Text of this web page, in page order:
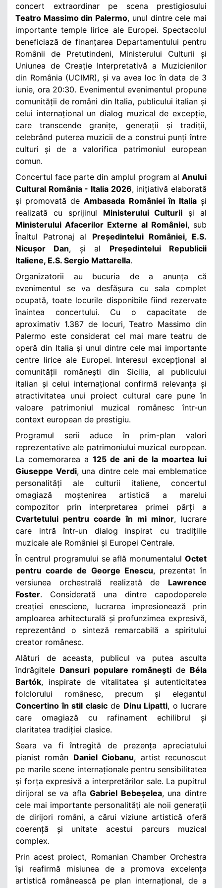
concert extraordinar pe scena prestigiosului
Teatro Massimo din Palermo, unul dintre cele mai
importante temple lirice ale Europei. Spectacolul
beneficiază de finanțarea Departamentului pentru
Românii de Pretutindeni, Ministerului Culturii și
Uniunea de Creație Interpretativă a Muzicienilor
din România (UCIMR), și va avea loc în data de 3
iunie, ora 20:30. Evenimentul evenimentul propune
comunității de români din Italia, publicului italian și
celui internațional un dialog muzical de excepție,
care transcende granițe, generații și tradiții,
celebrând puterea muzicii de a construi punți între
culturi și de a valorifica patrimoniul european
comun.
Concertul face parte din amplul program al Anului
Cultural România - Italia 2026, inițiativă elaborată
și promovată deAmbasada României în Italiași
realizată cu sprijinul Ministerului Culturii și al
Ministerului Afacerilor Externe al României, sub
Înaltul Patronaj al Președintelui României, E.S.
Nicușor Dan, și al Președintelui Republicii
Italiene, E.S. Sergio Mattarella.
Organizatorii au bucuria de a anunța că
evenimentul se va desfășura cu sala complet
ocupată, toate locurile disponibile fiind rezervate
înaintea concertului. Cu o capacitate de
aproximativ 1.387 de locuri, Teatro Massimo din
Palermo este considerat cel mai mare teatru de
operă din Italia și unul dintre cele mai importante
centre lirice ale Europei. Interesul excepțional al
comunității românești din Sicilia, al publicului
italian și celui internațional confirmă relevanța și
atractivitatea unui proiect cultural care pune în
valoare patrimoniul muzical românesc într-un
context european de prestigiu.
Programul serii aduce în prim-plan valori
reprezentative ale patrimoniului muzical european.
La comemorarea a 125 de ani de la moartea lui
Giuseppe Verdi, una dintre cele mai emblematice
personalități ale culturii italiene, concertul
omagiază moștenirea artistică a marelui
compozitor prin interpretarea primei părți a
Cvartetului pentru coarde în mi minor, lucrare
care intră într-un dialog inspirat cu tradițiile
muzicale ale României și Europei Centrale.
În centrul programului se află monumentalul Octet
pentru coarde de George Enescu, prezentat în
versiunea orchestrală realizată de Lawrence
Foster. Considerată una dintre capodoperele
creației enesciene, lucrarea impresionează prin
amploarea arhitecturală și profunzimea expresivă,
reprezentând o sinteză remarcabilă a spiritului
creator românesc.
Alături de aceasta, publicul va putea asculta
îndrăgitele Dansuri populare românești de Béla
Bartók, inspirate de vitalitatea și autenticitatea
folclorului românesc, precum și elegantul
Concertino în stil clasicde Dinu Lipatti, o lucrare
care omagiază cu rafinament echilibrul și
claritatea tradiției clasice.
Seara va fi întregită de prezența apreciatului
pianist român Daniel Ciobanu, artist recunoscut
pe marile scene internaționale pentru sensibilitatea
și forța expresivă a interpretărilor sale. La pupitrul
dirijoral se va aflaGabriel Bebeșelea, una dintre
cele mai importante personalități ale noii generații
de dirijori români, a cărui viziune artistică oferă
coerență și unitate acestui parcurs muzical
complex.
Prin acest proiect, Romanian Chamber Orchestra
își reafirmă misiunea de a promova excelența
artistică românească pe plan internațional, de a